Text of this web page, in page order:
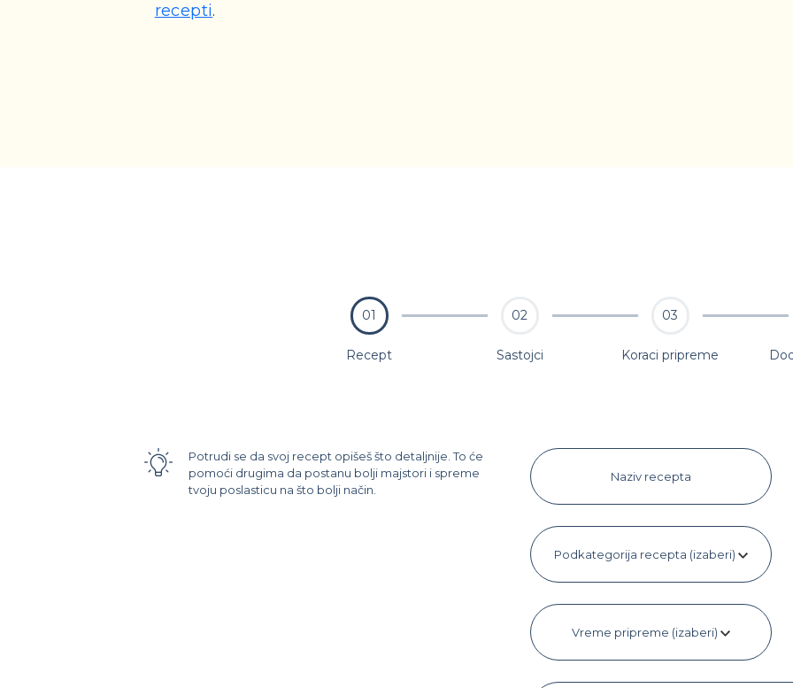
recepti.
01
Recept
02
Sastojci
03
Koraci pripreme
Potrudi se da svoj recept opišeš što detaljnije. To će
pomoći drugima da postanu bolji majstori i spreme
tvoju poslasticu na što bolji način.
Podkategorija recepta (izaberi)
Vreme pripreme (izaberi)